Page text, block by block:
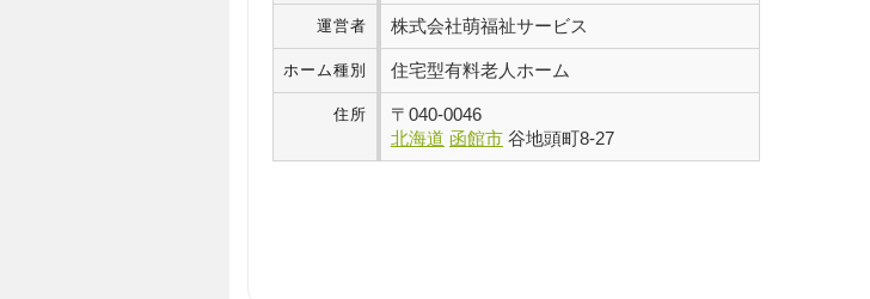
運営者 株式会社萌福祉サービス
ホーム種別 住宅型有料老人ホーム
住所 〒 040-0046
北海道 函館市 谷地頭町8-27